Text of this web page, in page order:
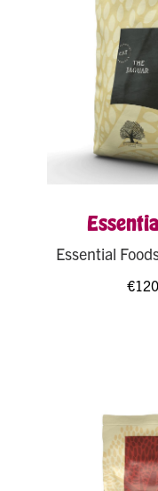
Essential
€